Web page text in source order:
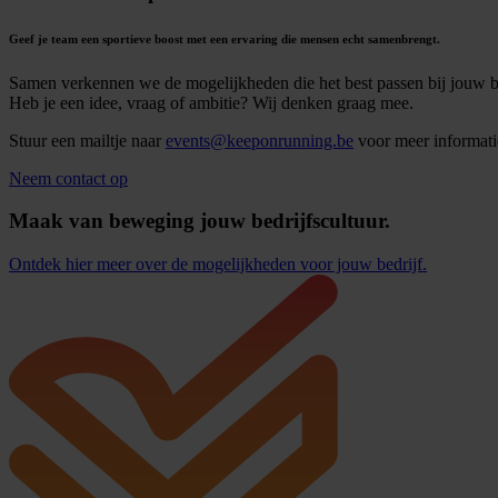
Geef je team een sportieve boost met een ervaring die mensen echt samenbrengt.
Samen verkennen we de mogelijkheden die het best passen bij jouw
Heb je een idee, vraag of ambitie? Wij denken graag mee.
Stuur een mailtje naar events@keeponrunning.be voor meer
Neem contact op
Maak van beweging jouw bedrijfscultuur.
Ontdek hier meer over de mogelijkheden voor jouw bedrijf.